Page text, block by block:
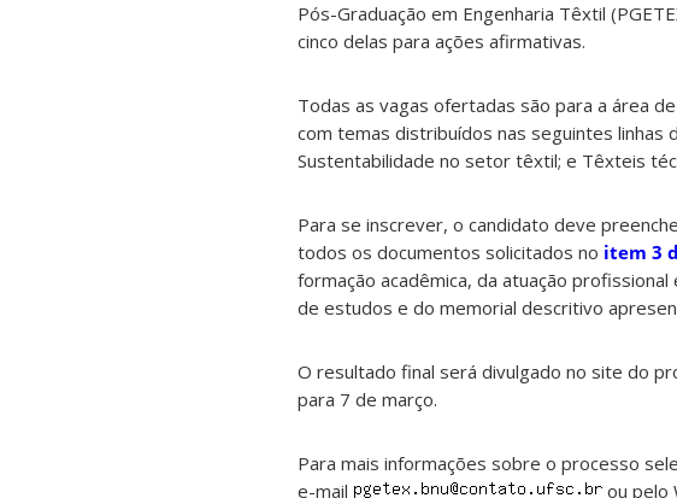
Pós-Graduação em Engenharia Têxtil
cinco delas para ações afirmativas.
Todas as vagas ofertadas são para a área
com temas distribuídos nas seguintes
Sustentabilidade no setor têxtil; e Têxteis
Para se inscrever, o candidato deve
todos os documentos solicitados no item 3
formação acadêmica, da atuação
de estudos e do memorial descritivo
O resultado final será divulgado no site do
para 7 de março.
Para mais informações sobre o processo
e-mail
ou pelo